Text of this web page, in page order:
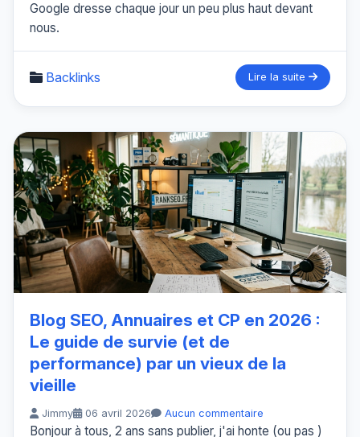
Google dresse chaque jour un peu plus haut devant
nous.
Backlinks Lire la suite
Blog SEO, Annuaires et CP en 2026 :
Le guide de survie (et de
performance) par un vieux de la
vieille
Jimmy 06 avril 2026 Aucun commentaire
Bonjour à tous, 2 ans sans publier, j'ai honte (ou pas )